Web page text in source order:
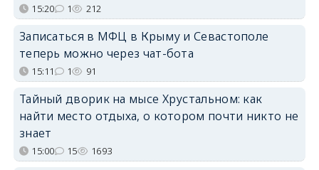
15:20 1 212
Записаться в МФЦ в Крыму и Севастополе
теперь можно через чат-бота
15:11 1 91
Тайный дворик на мысе Хрустальном: как
найти место отдыха, о котором почти никто не
знает
15:00 15 1693